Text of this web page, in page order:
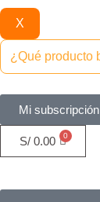
X
Mi subscripción
S/ 0.00